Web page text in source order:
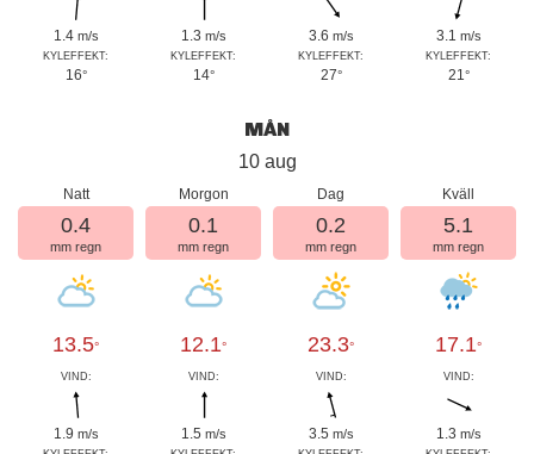
1.4 m/s
KYLEFFEKT:
16°
1.3 m/s
KYLEFFEKT:
14°
3.6 m/s
KYLEFFEKT:
27°
3.1 m/s
KYLEFFEKT:
21°
MÅN
10 aug
Natt
0.4
mm regn
13.5°
VIND:
1.9 m/s
Morgon
0.1
mm regn
12.1°
VIND:
1.5 m/s
Dag
0.2
mm regn
23.3°
VIND:
3.5 m/s
Kväll
5.1
mm regn
17.1°
VIND:
1.3 m/s